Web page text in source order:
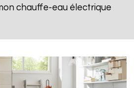
chauffe-eau électrique